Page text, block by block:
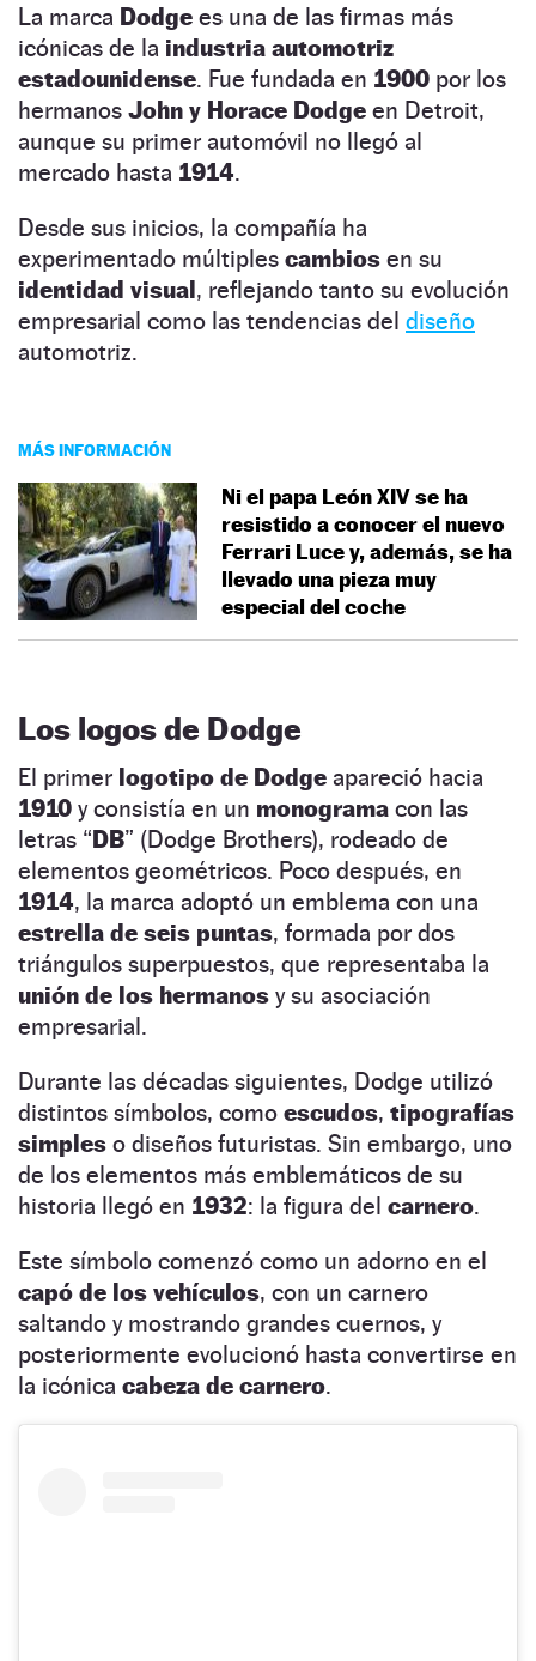
La marca Dodge es una de las firmas más
icónicas de la industria automotriz
estadounidense. Fue fundada en 1900 por los
hermanos John y Horace Dodge en Detroit,
aunque su primer automóvil no llegó al
mercado hasta 1914.
Desde sus inicios, la compañía ha
experimentado múltiples cambios en su
identidad visual, reflejando tanto su evolución
empresarial como las tendencias del diseño
automotriz.
MÁS INFORMACIÓN
Ni el papa León XIV se ha
resistido a conocer el nuevo
Ferrari Luce y, además, se ha
llevado una pieza muy
especial del coche
Los logos de Dodge
El primer logotipo de Dodge apareció hacia
1910 y consistía en un monograma con las
letras “DB” (Dodge Brothers), rodeado de
elementos geométricos. Poco después, en
1914, la marca adoptó un emblema con una
estrella de seis puntas, formada por dos
triángulos superpuestos, que representaba la
unión de los hermanos y su asociación
empresarial.
Durante las décadas siguientes, Dodge utilizó
distintos símbolos, como escudos, tipografías
simples o diseños futuristas. Sin embargo, uno
de los elementos más emblemáticos de su
historia llegó en 1932: la figura del carnero.
Este símbolo comenzó como un adorno en el
capó de los vehículos, con un carnero
saltando y mostrando grandes cuernos, y
posteriormente evolucionó hasta convertirse en
la icónica cabeza de carnero.